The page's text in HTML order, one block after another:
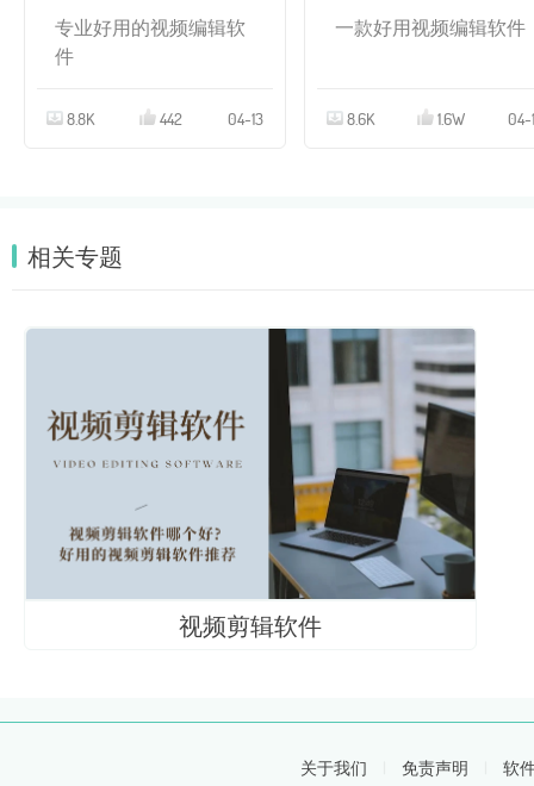
专业好用的视频编辑软
件
8.8K 442 04-13
一款好用视频编辑软件
8.6K 1.6W 04-
相关专题
视频剪辑软件
关于我们 免责声明 软